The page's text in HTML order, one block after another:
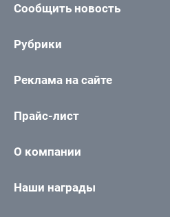
Сообщить новость
Рубрики
Реклама на сайте
Прайс-лист
О компании
Наши награды